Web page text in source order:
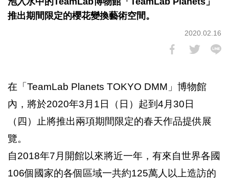
推出期間限定的櫻花變換藝術空間。
2020.02.16
在「TeamLab Planets TOKYO DMM」博物館
內，將於2020年3月1日（日）起到4月30日
（四）止將推出兩項期間限定的春天作品提供展
覽。
自2018年7月開館以來將近一年，有來自世界各國
106個國家的各個區域一共約125萬人以上造訪的